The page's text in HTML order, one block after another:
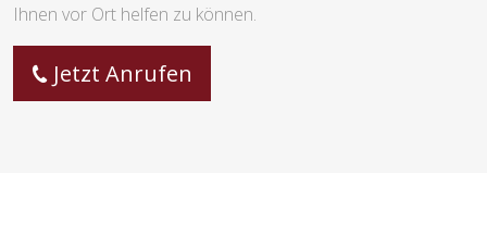
Ihnen vor Ort helfen zu können.
Jetzt Anrufen